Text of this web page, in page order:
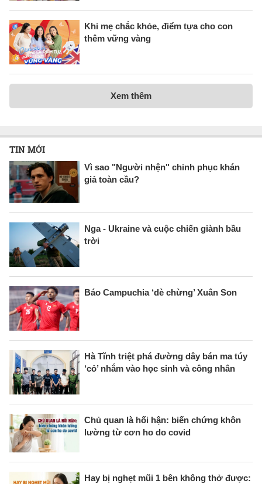
Khi mẹ chắc khỏe, điểm tựa cho con
thêm vững vàng
Xem thêm
TIN MỚI
Vì sao "Người nhện" chinh phục khán
giả toàn cầu?
Nga - Ukraine và cuộc chiến giành bầu
trời
Báo Campuchia ‘dè chừng’ Xuân Son
Hà Tĩnh triệt phá đường dây bán ma túy
‘cỏ’ nhắm vào học sinh và công nhân
Chủ quan là hối hận: biến chứng khôn
lường từ cơn ho do covid
Hay bị nghẹt mũi 1 bên không thở được: